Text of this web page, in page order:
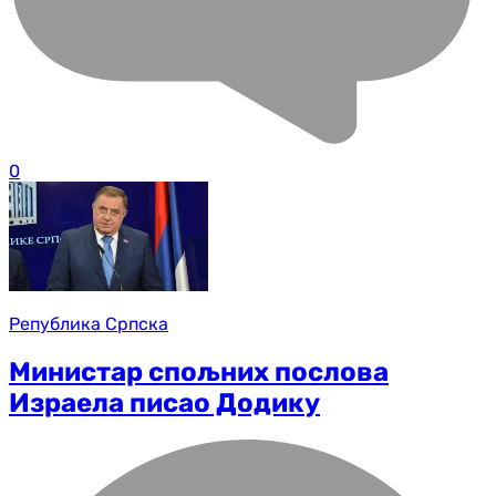
0
Република Српска
Министар спољних послова
Израела писао Додику